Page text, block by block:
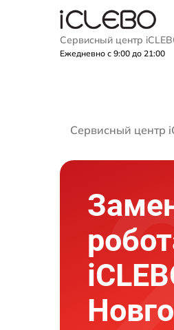
Сервисный центр
Ежедневно с 9:00 до 21:00
Сервисный центр